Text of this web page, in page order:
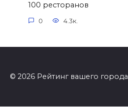
100 ресторанов
0 4.3к.
© 2026 Рейтинг вашего города